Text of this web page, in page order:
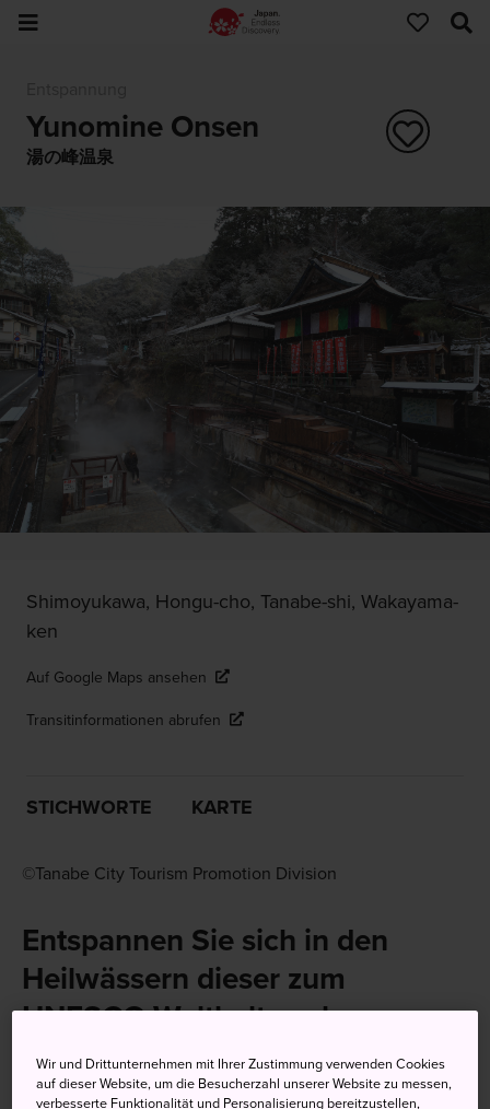
Yunomine Onsen
湯の峰温泉
Shimoyukawa, Hongu-cho, Tanabe-shi, Wakayama-
ken
Auf Google Maps ansehen
Transitinformationen abrufen
STICHWORTE KARTE
©Tanabe City Tourism Promotion Division
Entspannen Sie sich in den
Heilwässern dieser zum
UNESCO Weltkulturerbe
gehörenden Thermalquellen
Wir und Drittunternehmen mit Ihrer Zustimmung verwenden Cookies
auf dieser Website, um die Besucherzahl unserer Website zu messen,
verbesserte Funktionalität und Personalisierung bereitzustellen,